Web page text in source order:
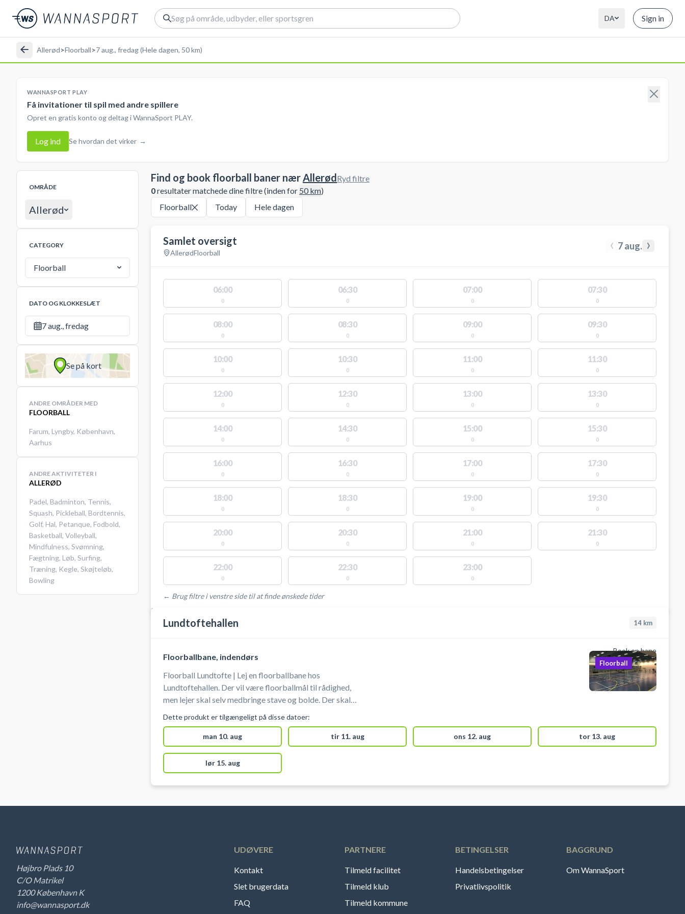
DA Sign in
Allerød>Floorball>7 aug., fredag (Hele dagen, 50 km)
WANNASPORT PLAY
Få invitationer til spil med andre spillere
Opret en gratis konto og deltag i WannaSport PLAY.
Log ind Se hvordan det virker →
OMRÅDE
Allerød
CATEGORY
Floorball
DATO OG KLOKKESLÆT
7 aug., fredag
Se på kort
ANDRE OMRÅDER MED
FLOORBALL
Farum, Lyngby, København,
Aarhus
ANDRE AKTIVITETER I
ALLERØD
Padel, Badminton, Tennis,
Squash, Pickleball, Bordtennis,
Golf, Hal, Petanque, Fodbold,
Basketball, Volleyball,
Mindfulness, Svømning,
Fægtning, Løb, Surfing,
Træning, Kegle, Skøjteløb,
Bowling
Find og book floorball baner nærAllerød
0resultater matchede dine filtre (inden for 50km)
Ryd filtre
Floorball Today Hele dagen
Samlet oversigt
AllerødFloorball ‹ 7 aug. ›
06:00
0
06:30
0
07:00
0
07:30
0
08:00
0
08:30
0
09:00
0
09:30
0
10:00
0
10:30
0
11:00
0
11:30
0
12:00
0
12:30
0
13:00
0
13:30
0
14:00
0
14:30
0
15:00
0
15:30
0
16:00
0
16:30
0
17:00
0
17:30
0
18:00
0
18:30
0
19:00
0
19:30
0
20:00
0
20:30
0
21:00
0
21:30
0
22:00
0
22:30
0
23:00
0
← Brug filtre i venstre side til at finde ønskede tider
STEDER MED LEDIGE AKTIVITETER
Lundtoftehallen 14 km
Book en bane
Floorballbane, indendørs
Floorball Lundtofte | Lej en floorballbane hos
Lundtoftehallen. Der vil være floorballmål til rådighed,
men lejer skal selv medbringe stave og bolde. Der skal
mulig
Floorball
Dette produkt er tilgængeligt på disse datoer:
man 10. aug tir 11. aug ons 12. aug tor 13. aug
lør 15. aug
Højbro Plads 10
C/O Matrikel
1200 København K
info@wannasport.dk
UDØVERE
Kontakt
Slet brugerdata
FAQ
PARTNERE
Tilmeld facilitet
Tilmeld klub
Tilmeld kommune
BETINGELSER
Handelsbetingelser
Privatlivspolitik
BAGGRUND
Om WannaSport